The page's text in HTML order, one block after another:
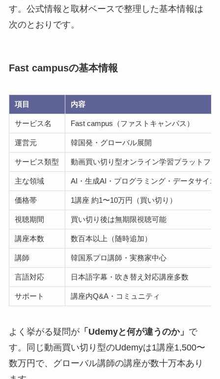
す。公式情報と取材ベースで整理した基本情報は
次のとおりです。
Fast campusの基本情報
項目 内容
サービス名 Fast campus（ファストキャンパス）
運営元 韓国発・グローバル展開
サービス類型 動画買い切り型オンライン学習プラットフォ
主な領域 AI・生成AI・プログラミング・データサイエ
価格帯 1講座 約1〜10万円（買い切り）
視聴期間 買い切り後は無期限視聴可能
講座本数 数百本以上（随時追加）
講師 韓国系プロ講師・実務家中心
言語対応 日本語字幕・吹き替え対応講座多数
サポート 講座内Q&A・コミュニティ
よく挙がる疑問が「Udemyと何が違うのか」 で
す。同じ動画買い切り型のUdemyは1講座1,500〜
数万円で、グローバル講師の講座が数十万本あり